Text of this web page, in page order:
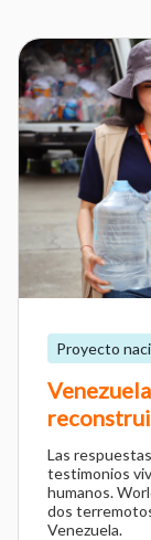
Proyecto
Las
testimonios
humanos.
dos
Venezuela.